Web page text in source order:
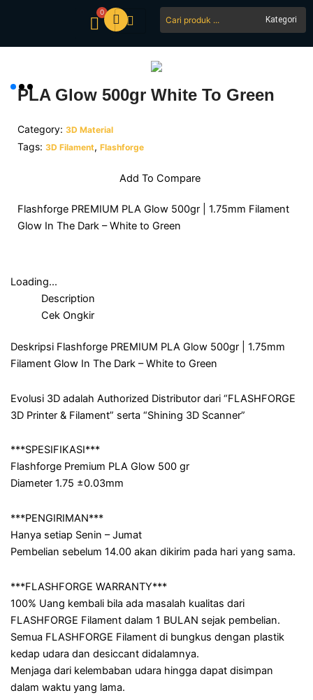
0
Cart
Search
...
PLA Glow 500gr White To Green
Category: 3D Material
Tags: 3D Filament, Flashforge
Add To Compare
Flashforge PREMIUM PLA Glow 500gr | 1.75mm Filament
Glow In The Dark – White to Green
Loading...
Description
Cek Ongkir
Deskripsi Flashforge PREMIUM PLA Glow 500gr | 1.75mm
Filament Glow In The Dark – White to Green
Evolusi 3D adalah Authorized Distributor dari “FLASHFORGE
3D Printer & Filament” serta “Shining 3D Scanner”
***SPESIFIKASI***
Flashforge Premium PLA Glow 500 gr
Diameter 1.75 ±0.03mm
***PENGIRIMAN***
Hanya setiap Senin – Jumat
Pembelian sebelum 14.00 akan dikirim pada hari yang sama.
***FLASHFORGE WARRANTY***
100% Uang kembali bila ada masalah kualitas dari
FLASHFORGE Filament dalam 1 BULAN sejak pembelian.
Semua FLASHFORGE Filament di bungkus dengan plastik
kedap udara dan desiccant didalamnya.
Menjaga dari kelembaban udara hingga dapat disimpan
dalam waktu yang lama.